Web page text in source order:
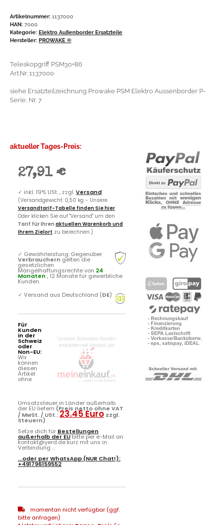
Artikelnummer: 1137000
HAN: 7000
Kategorie: Elektro Außenborder Ersatzteile
Hersteller: PROWAKE ®
Teleskopgriff PSM30+86
Art.Nr. 1137000
siehe Ersatzteilzeichnung Prowake PSM Elektro Aussenborder P-
Serie, Nr. 7
aktueller Tages-Preis:
27,91 €
✓ inkl. 19% USt. , zzgl.Versand
(Versandgewicht: 0,50 kg - Unsere
Versandtarif-Tabelle finden Sie hier.
Oder klicken Sie auf "Versand" um den
Tarif für Ihren aktuellen Warenkorb und
Ihrem Zielort zu berechnen.)
✓ Gewährleistung: Gegenüber
Verbrauchern gelten die
gesetzlichen
Mängelhaftungsrechte von 24
Monaten , 12 Monate für gewerbliche
Kunden.
✓ Versand aus Deutschland (DE)
Für
Kunden
in der
Schweiz
oder
Non-EU:
Wir
können
diesen
Artikel
ohne
Umsatzsteuer in Länder außerhalb
der EU liefern (Preis netto ohne VAT
/ MwSt. / USt.:23.45 Euro zzgl.
Steuern) .
Setze dich für Bestellungen
außerhalb der EUbitte per e-Mail an
kontakt@yerd.de kurz mit uns in
Verbindung ...
...oder perWhatsApp (NUR Chat!):
+491796159552
momentan nicht verfügbar (ggf.
bitte anfragen)